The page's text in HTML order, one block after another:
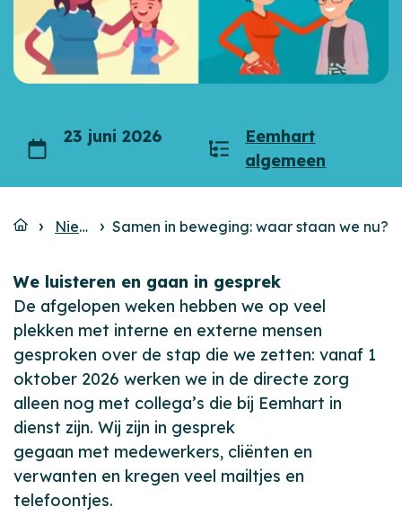
Datum
23 juni 2026
Categorieën
Eemhart
algemeen
Nieuws Samen in beweging: waar staan we nu?
We luisteren en gaan in gesprek
De afgelopen weken hebben we op veel
plekken met interne en externe mensen
gesproken over de stap die we zetten: vanaf 1
oktober 2026 werken we in de directe zorg
alleen nog met collega’s die bij Eemhart in
dienst zijn. Wij zijn in gesprek
gegaan met medewerkers, cliënten en
verwanten en kregen veel mailtjes en
telefoontjes.